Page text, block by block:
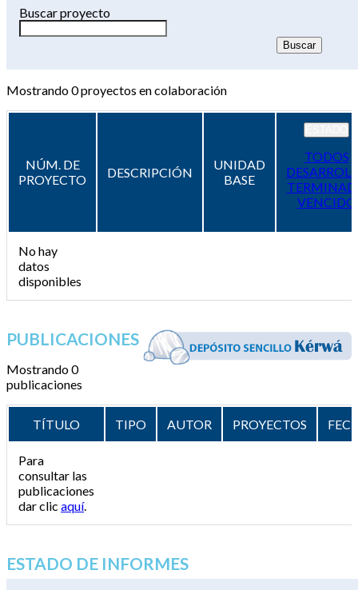
Buscar proyecto
Mostrando0proyectos en colaboración
NÚM. DE
PROYECTO
DESCRIPCIÓN
UNIDAD
BASE
TODOS
VENCIDO
No hay
datos
disponibles
PUBLICACIONES
Mostrando 0
publicaciones
TÍTULO TIPO AUTOR PROYECTOS
Para
consultar las
publicaciones
dar clic aquí.
ESTADO DE INFORMES